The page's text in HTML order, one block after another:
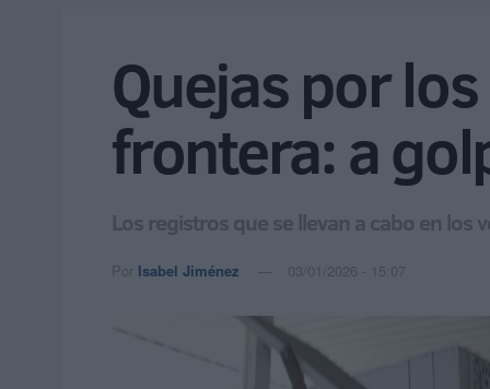
Quejas por
frontera: a
Los registros que se llevan a cabo en
Por Isabel Jiménez 03/01/2026 - 15:07